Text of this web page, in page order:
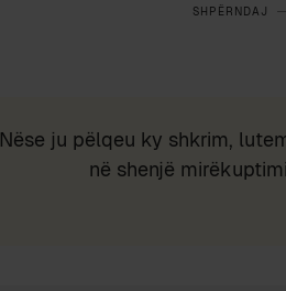
SHPËRNDAJ
Nëse ju pëlqeu ky shkrim,
në shenjë